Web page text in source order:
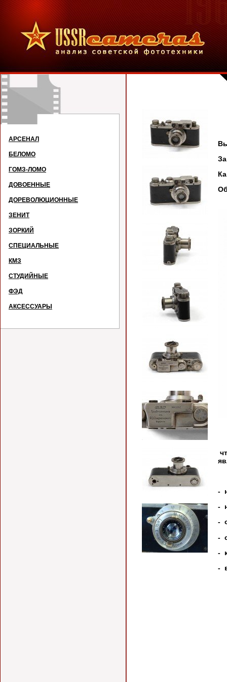
АРСЕНАЛ
БЕЛОМО
ГОМЗ-ЛОМО
ДОВОЕННЫЕ
ДОРЕВОЛЮЦИОННЫЕ
ЗЕНИТ
ЗОРКИЙ
СПЕЦИАЛЬНЫЕ
КМЗ
СТУДИЙНЫЕ
ФЭД
АКСЕССУАРЫ
-
-
-
-
-
-